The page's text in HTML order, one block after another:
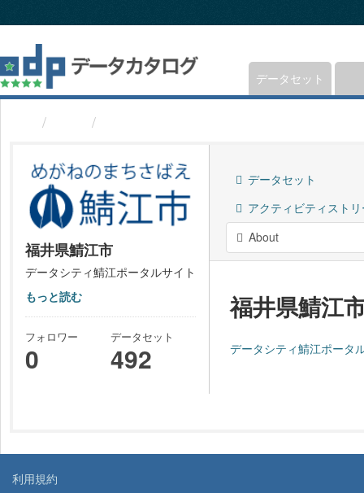
キ
プ
し
て
データセット
福井県鯖江市
データシティ鯖江ポータルサイト
もっと読む
フォロワー
0
データセット
492
データセット
アクティビティスト
About
福井県鯖江
データシティ鯖江ポータ
利用規約